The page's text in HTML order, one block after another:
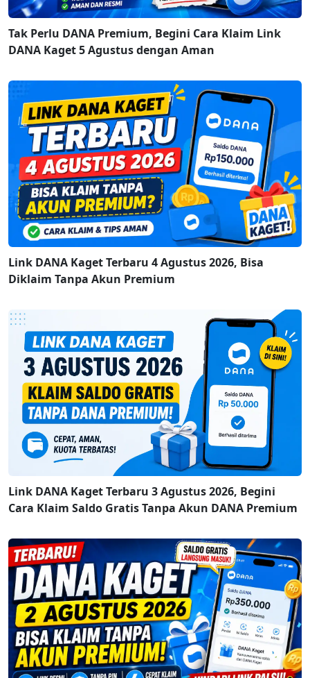
Tak Perlu DANA Premium, Begini Cara Klaim Link
DANA Kaget 5 Agustus dengan Aman
Link DANA Kaget Terbaru 4 Agustus 2026, Bisa
Diklaim Tanpa Akun Premium
Link DANA Kaget Terbaru 3 Agustus 2026, Begini
Cara Klaim Saldo Gratis Tanpa Akun DANA Premium